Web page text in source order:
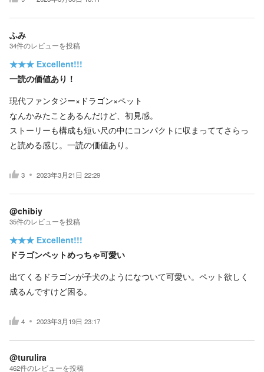
ふみ
34件のレビューを投稿
★★★ Excellent!!!
一読の価値あり！
現代ファンタジー×ドラゴン×ペット
なんかみたことあるんだけど、初見感。
ストーリーも構成も短い尺の中にコンパクトに収まっててさらっ
と読める感じ。一読の価値あり。
3 2023年3月21日 22:29
@chibiy
35件のレビューを投稿
★★★ Excellent!!!
ドラゴンペットめっちゃ可愛い
出てくるドラゴンが子犬のようになついて可愛い。ペット欲しく
成るんですけど困る。
4 2023年3月19日 23:17
@turulira
462件のレビューを投稿